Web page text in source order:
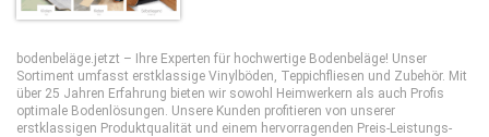
bodenbeläge.jetzt – Ihre Experten für hochwertige Bodenbeläge! Unser
Sortiment umfasst erstklassige Vinylböden, Teppichfliesen und Zubehör. Mit
über 25 Jahren Erfahrung bieten wir sowohl Heimwerkern als auch Profis
optimale Bodenlösungen. Unsere Kunden profitieren von unserer
erstklassigen Produktqualität und einem hervorragenden Preis-Leistungs-